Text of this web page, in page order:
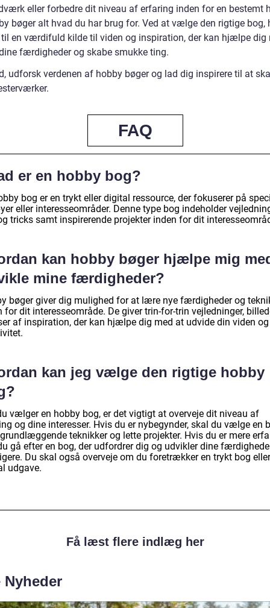
eller forbedre dit niveau af erfaring inden for en bestemt
bøger alt hvad du har brug for. Ved at vælge den rigtige bog,
en værdifuld kilde til viden og inspiration, der kan hjælpe dig
færdigheder og skabe smukke ting.
udforsk verdenen af hobby bøger og lad dig inspirere til at
FAQ
er en hobby bog?
bog er en trykt eller digital ressource, der fokuserer på
eller interesseområder. Denne type bog indeholder
tricks samt inspirerende projekter inden for dit
kan hobby bøger hjælpe mig
mine færdigheder?
bøger giver dig mulighed for at lære nye færdigheder og
for dit interesseområde. De giver trin-for-trin vejledninger,
af inspiration, der kan hjælpe dig med at udvide din viden og
kan jeg vælge den rigtige hobby
vælger en hobby bog, er det vigtigt at overveje dit niveau af
og dine interesser. Hvis du er nybegynder, skal du vælge en
teknikker og lette projekter. Hvis du er mere
gå efter en bog, der udfordrer dig og udvikler dine
Du skal også overveje om du foretrækker en trykt bog
udgave.
Få læst flere indlæg her
Nyheder